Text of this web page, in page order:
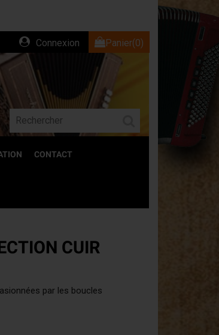
Connexion Panier(0)
l'ensemble de nos accessoires
CONTACT
CUIR
par les boucles